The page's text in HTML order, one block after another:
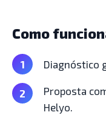
Como
Diagnóstico
Proposta
Helyo.